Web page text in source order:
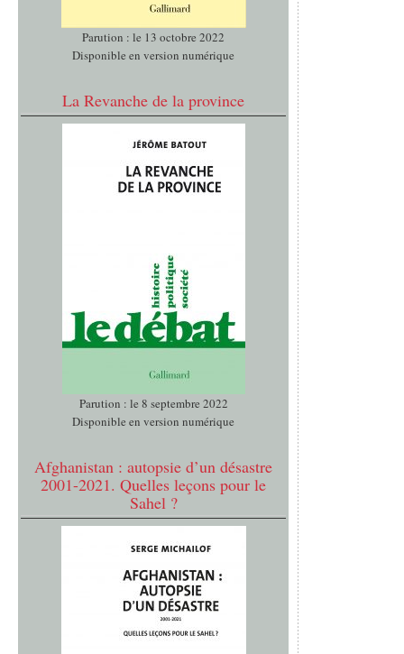
Parution : le 13 octobre 2022
Disponible en version numérique
La Revanche de la province
Parution : le 8 septembre 2022
Disponible en version numérique
Afghanistan : autopsie d’un désastre
2001-2021. Quelles leçons pour le
Sahel ?